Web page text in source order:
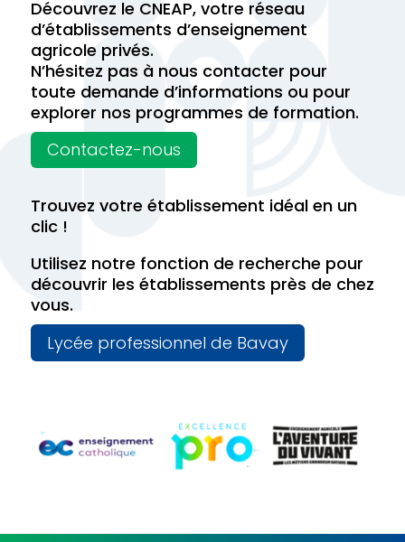
Découvrez le CNEAP, votre réseau
d’établissements d’enseignement
agricole privés.
N’hésitez pas à nous contacter pour
toute demande d’informations ou pour
explorer nos programmes de formation.
Contactez-nous
Trouvez votre établissement idéal en un
clic !
Utilisez notre fonction de recherche pour
découvrir les établissements près de chez
vous.
Lycée professionnel de Bavay